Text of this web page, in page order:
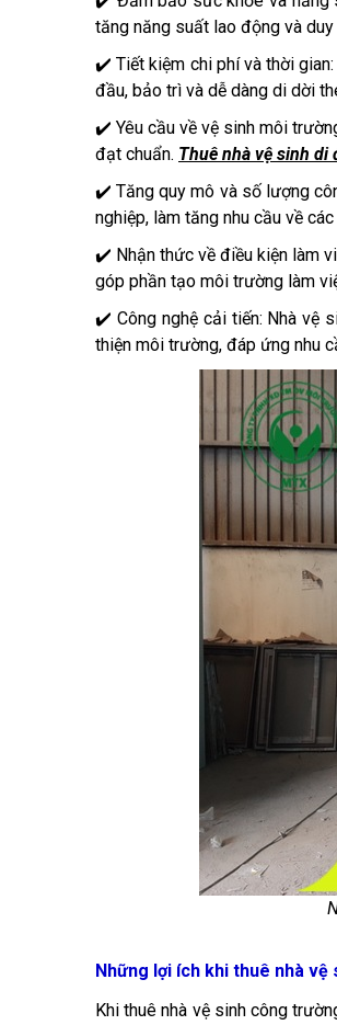
tăng năng suất lao động và
✔️ Tiết kiệm chi phí và thời
đầu, bảo trì và dễ dàng di dời
✔️ Yêu cầu về vệ sinh môi
đạt chuẩn. Thuê nhà vệ sinh di
✔️ Tăng quy mô và số lượng
nghiệp, làm tăng nhu cầu về
✔️ Nhận thức về điều kiện làm
góp phần tạo môi trường làm
✔️ Công nghệ cải tiến: Nhà vệ
thiện môi trường, đáp ứng nhu
Những lợi ích khi thuê nhà
Khi thuê nhà vệ sinh công